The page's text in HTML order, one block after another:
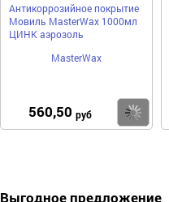
Антикоррозийное покрытие
Мовиль MasterWax 1000мл
ЦИНК аэрозоль
MasterWax
560,50 руб
Выгодное предложение